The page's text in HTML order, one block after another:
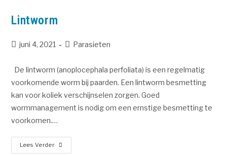
Lintworm
juni 4, 2021 Parasieten
De lintworm (anoplocephala perfoliata) is een regelmatig
voorkomende worm bij paarden. Een lintworm besmetting
kan voor koliek verschijnselen zorgen. Goed
wormmanagement is nodig om een ernstige besmetting te
voorkomen.…
Lees Verder